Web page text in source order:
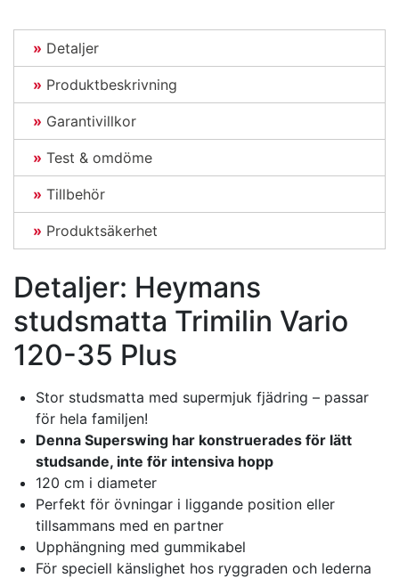
Detaljer
Produktbeskrivning
Garantivillkor
Test & omdöme
Tillbehör
Produktsäkerhet
Detaljer: Heymans
studsmatta Trimilin Vario
120-35 Plus
Stor studsmatta med supermjuk fjädring – passar
för hela familjen!
Denna Superswing har konstruerades för lätt
studsande, inte för intensiva hopp
120 cm i diameter
Perfekt för övningar i liggande position eller
tillsammans med en partner
Upphängning med gummikabel
För speciell känslighet hos ryggraden och lederna